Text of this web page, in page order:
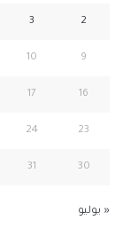
2
3
9
10
16
17
23
24
30
31
« يوليو